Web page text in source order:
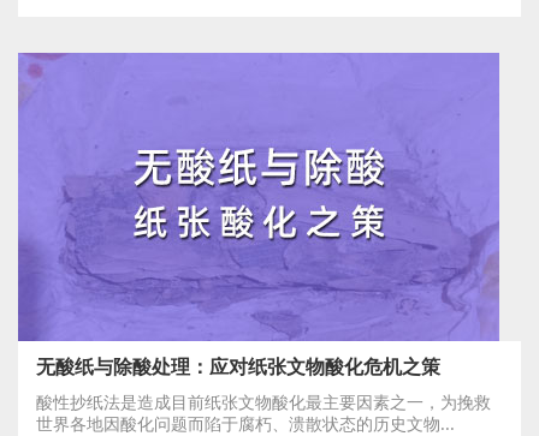
无酸纸与除酸处理：应对纸张文物酸化危机之策
酸性抄纸法是造成目前纸张文物酸化最主要因素之一，为挽救
世界各地因酸化问题而陷于腐朽、溃散状态的历史文物...